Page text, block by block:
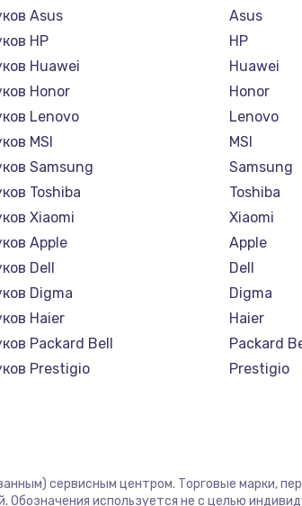
Asus
HP
Huawei
Honor
Lenovo
MSI
Samsung
Toshiba
Xiaomi
Apple
Dell
Digma
Haier
Packard Bell
Prestigio
Microsoft
Aorus
Asus
HP
Huawei
Honor
Lenovo
MSI
Samsung
Toshiba
Xiaomi
Apple
Dell
Digma
Haier
Packard
Prestigio
Aorus
сервисным центром. Торговые марки,
используется не с целью